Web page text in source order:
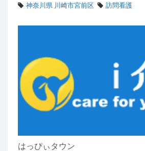
神奈川県 川崎市宮前区
訪問看護
はっぴぃタウン